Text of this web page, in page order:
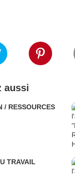
aussi
/ RESSOURCES
TRAVAIL